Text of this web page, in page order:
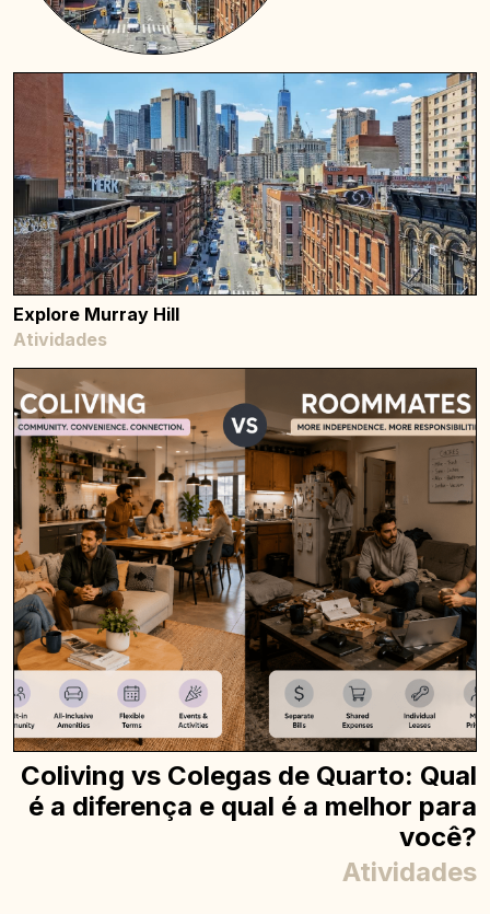
Explore Murray Hill
Atividades
Coliving vs Colegas de Quarto: Qual
é a diferença e qual é a melhor para
você?
Atividades